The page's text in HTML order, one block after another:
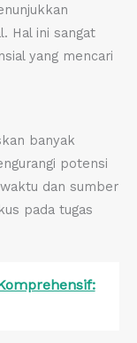
Hal ini sangat
yang mencari
banyak
potensi
dan sumber
pada tugas